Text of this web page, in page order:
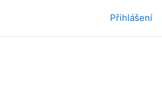
Přihlášení